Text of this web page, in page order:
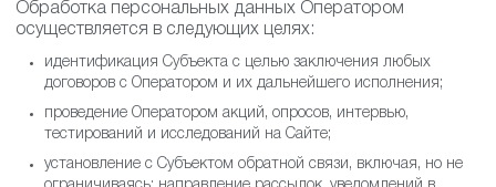
Обработка персональных данных Оператором
осуществляется в следующих целях:
идентификация Субъекта с целью заключения любых
договоров с Оператором и их дальнейшего исполнения;
проведение Оператором акций, опросов, интервью,
тестирований и исследований на Сайте;
установление с Субъектом обратной связи, включая, но не